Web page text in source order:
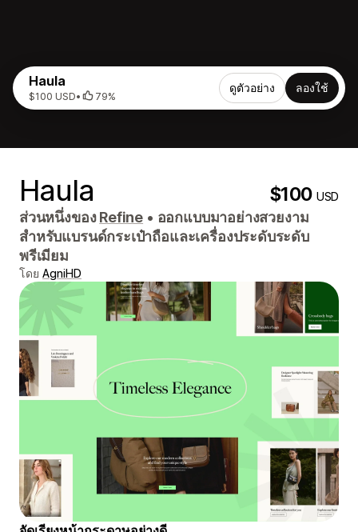
Haula
$100 USD• 79%
ดูตัวอย่าง ลองใช้
Haula $100USD
ส่วนหนึ่งของRefine • ออกแบบมาอย่างสวยงาม
สำหรับแบรนด์กระเป๋าถือและเครื่องประดับระดับ
พรีเมียม
โดย AgniHD